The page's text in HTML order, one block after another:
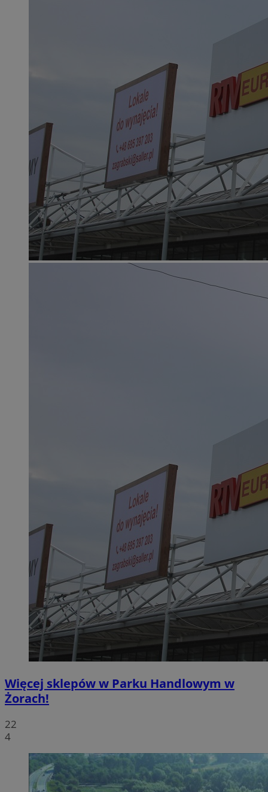
Więcej sklepów w Parku Handlowym w
Żorach!
22
4